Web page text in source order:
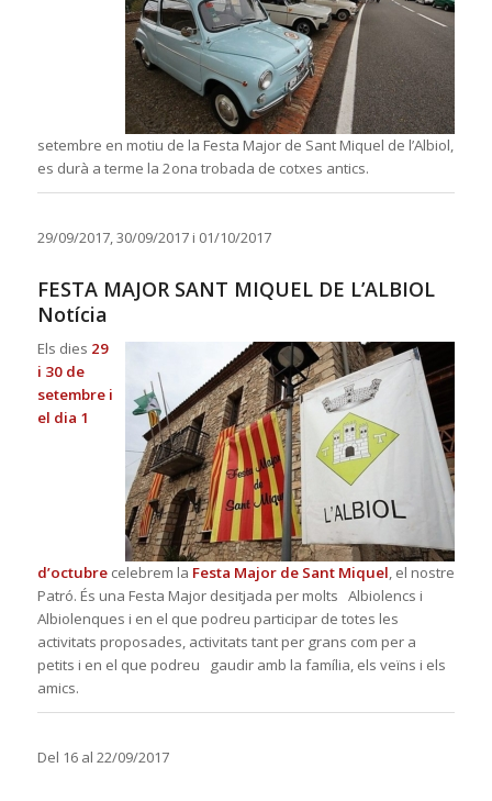
setembre en motiu de la Festa Major de Sant Miquel de l’Albiol,
es durà a terme la 2ona trobada de cotxes antics.
29/09/2017, 30/09/2017 i 01/10/2017
FESTA MAJOR SANT MIQUEL DE L’ALBIOL
Notícia
Els dies 29
i 30 de
setembre i
el dia 1
d’octubrecelebrem la Festa Major de Sant Miquel, el nostre
Patró. És una Festa Major desitjada per molts Albiolencs i
Albiolenques i en el que podreu participar de totes les
activitats proposades, activitats tant pergrans com per a
petits i en el que podreu gaudir amb la família, els veïns i els
amics.
Del 16 al 22/09/2017